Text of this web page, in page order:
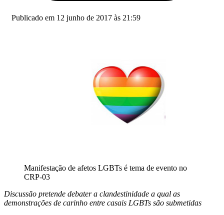
Publicado em 12 junho de 2017 às 21:59
Manifestação de afetos LGBTs é tema de evento no
CRP-03
Discussão pretende debater a clandestinidade a qual as
demonstrações de carinho entre casais LGBTs são submetidas